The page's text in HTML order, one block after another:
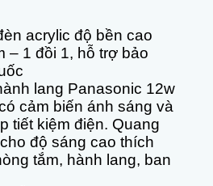
acrylic độ bền cao
– 1 đồi 1, hỗ trợ bảo
lang Panasonic 12w
cảm biến ánh sáng và
tiết kiệm điện. Quang
độ sáng cao thích
tắm, hành lang, ban